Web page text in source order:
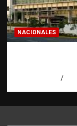
NACIONALES